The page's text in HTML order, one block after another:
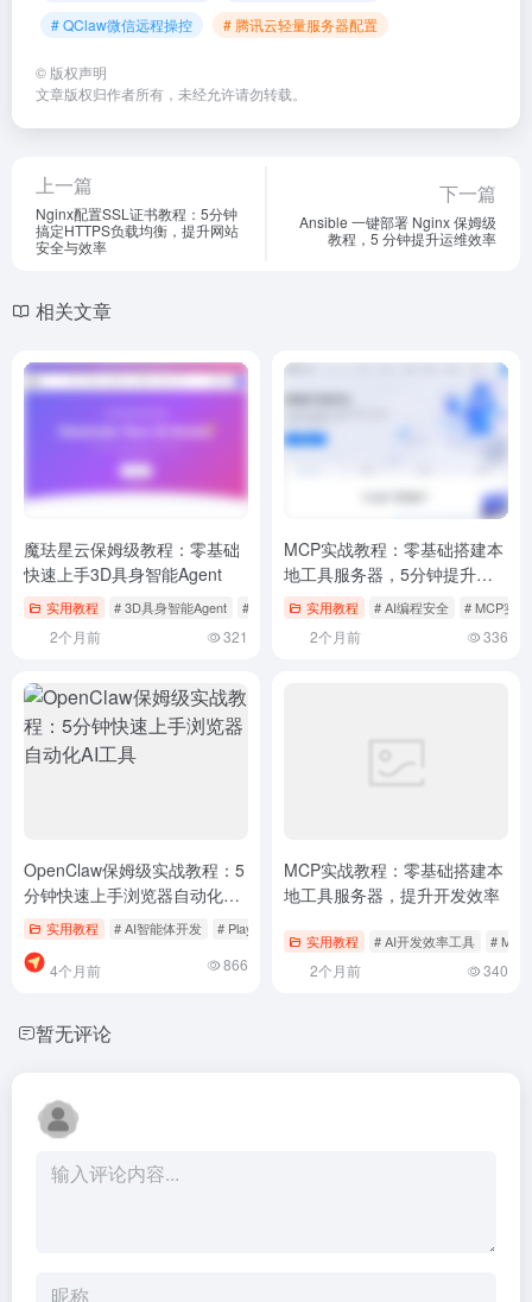
# QClaw微信远程操控
# 腾讯云轻量服务器配置
© 版权声明
文章版权归作者所有，未经允许请勿转载。
上一篇
Nginx配置SSL证书教程：5分钟
搞定HTTPS负载均衡，提升网站
安全与效率
下一篇
Ansible 一键部署 Nginx 保姆级
教程，5 分钟提升运维效率
相关文章
魔珐星云保姆级教程：零基础
快速上手3D具身智能Agent
实用教程 # 3D具身智能Agent # AI数字人工具 # DeepSeek集成
2个月前 321
MCP实战教程：零基础搭建本
地工具服务器，5分钟提升开
发效率！AI编程必备
实用教程 # AI编程安全 # MCP实
2个月前 336
OpenClaw保姆级实战教程：5
分钟快速上手浏览器自动化AI
工具实用教程 # AI智能体开发 # Playwright自动化 # RPA工具替代
4个月前 866
MCP实战教程：零基础搭建本
地工具服务器，提升开发效率
实用教程 # AI开发效率工具 #
2个月前 340
暂无评论